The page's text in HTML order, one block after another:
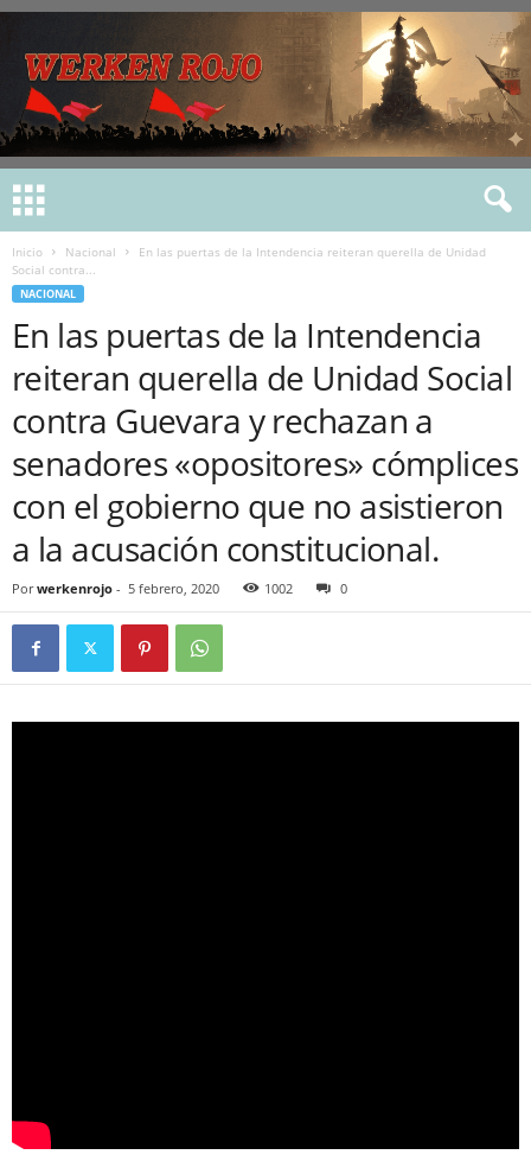
Inicio Nacional
En las puertas de la Intendencia reiteran querella de Unidad
Social contra...
NACIONAL
En las puertas de la Intendencia
reiteran querella de Unidad Social
contra Guevara y rechazan a
senadores «opositores» cómplices
con el gobierno que no asistieron
a la acusación constitucional.
Por werkenrojo - 5 febrero, 2020 1002 0